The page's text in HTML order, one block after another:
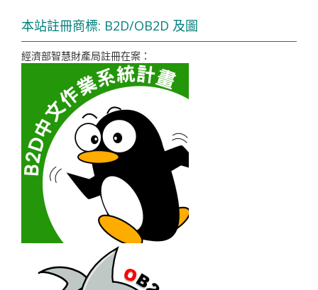
本站註冊商標: B2D/OB2D 及圖
經濟部智慧財產局註冊在案：